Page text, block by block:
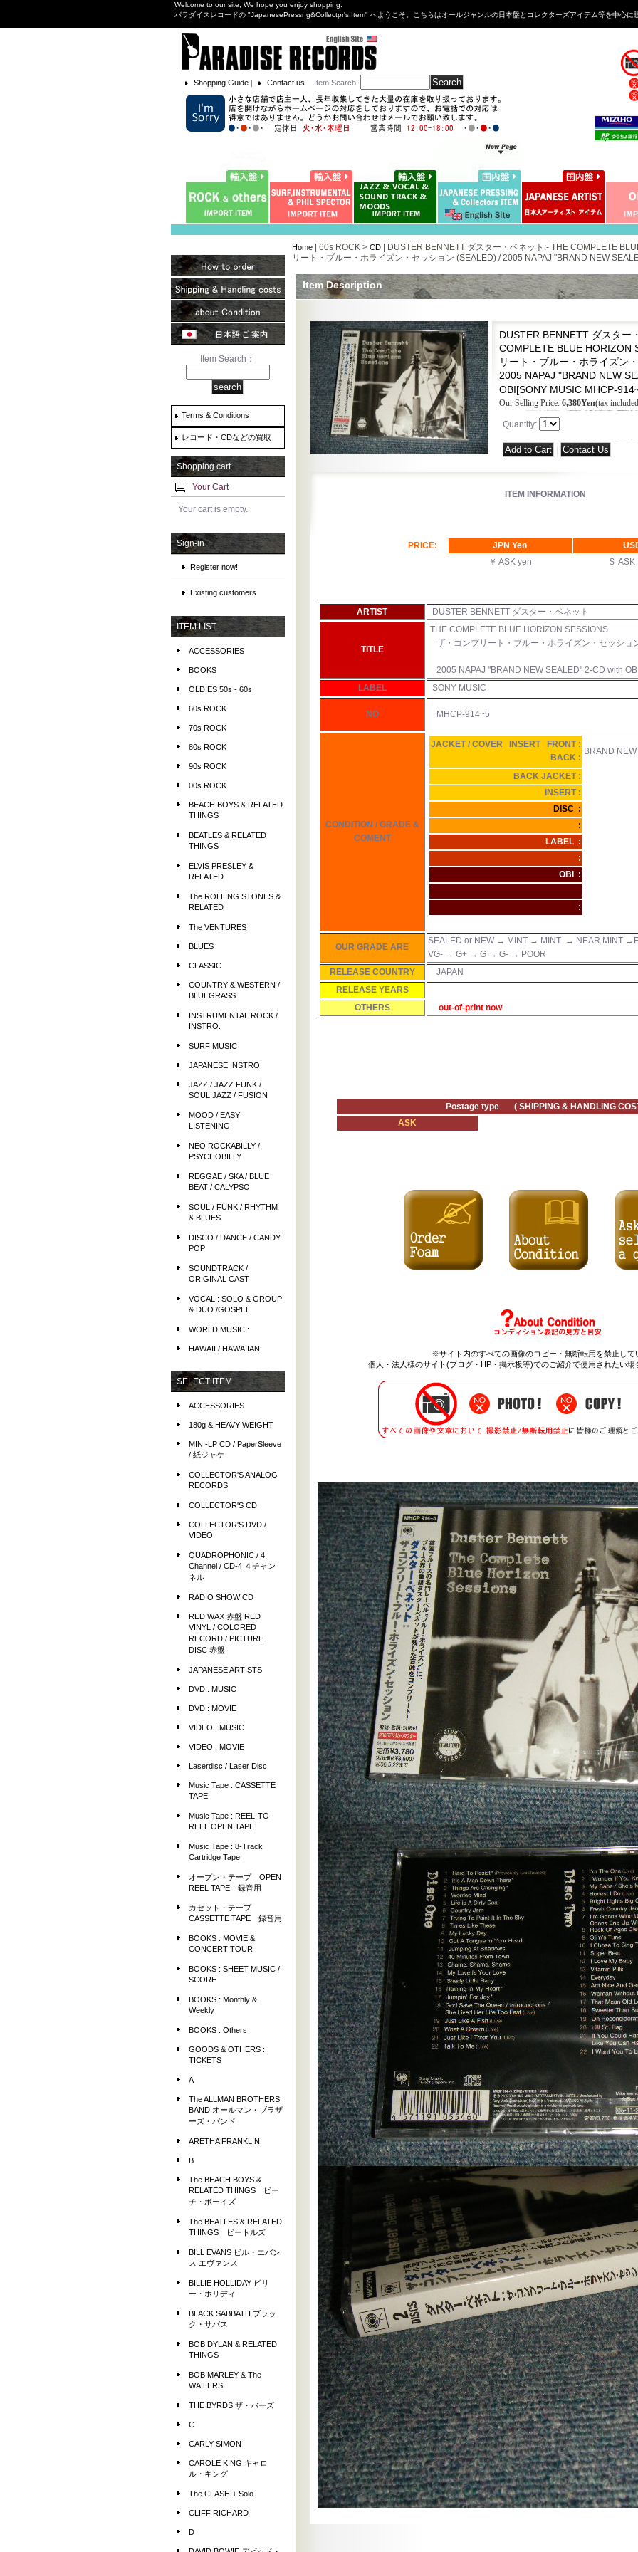
Welcome to our site, We hope you enjoy shopping.
パラダイスレコードの "JapanesePressng&Collectpr's Item" へようこそ。こちらはオールジャンルの日本盤とコレクターズアイテム等を中心
Shopping Guide| Contact us Item Search:
Item Search：
Terms & Conditions
レコード・CDなどの買取
Shopping cart
Your Cart
Your cart is empty.
Sign-in
Register now!
Existing customers
ITEM LIST
ACCESSORIES
BOOKS
OLDIES 50s - 60s
60s ROCK
70s ROCK
80s ROCK
90s ROCK
00s ROCK
BEACH BOYS & RELATED
THINGS
BEATLES & RELATED
THINGS
ELVIS PRESLEY &
RELATED
The ROLLING STONES &
RELATED
The VENTURES
BLUES
CLASSIC
COUNTRY & WESTERN /
BLUEGRASS
INSTRUMENTAL ROCK /
INSTRO.
SURF MUSIC
JAPANESE INSTRO.
JAZZ / JAZZ FUNK /
SOUL JAZZ / FUSION
MOOD / EASY
LISTENING
NEO ROCKABILLY /
PSYCHOBILLY
REGGAE / SKA / BLUE
BEAT / CALYPSO
SOUL / FUNK / RHYTHM
& BLUES
DISCO / DANCE / CANDY
POP
SOUNDTRACK /
ORIGINAL CAST
VOCAL : SOLO & GROUP
& DUO /GOSPEL
WORLD MUSIC :
HAWAII / HAWAIIAN
SELECT ITEM
ACCESSORIES
180g & HEAVY WEIGHT
MINI-LP CD / PaperSleeve
/ 紙ジャケ
COLLECTOR'S ANALOG
RECORDS
COLLECTOR'S CD
COLLECTOR'S DVD /
VIDEO
QUADROPHONIC / 4
Channel / CD-4 ４チャン
ネル
RADIO SHOW CD
RED WAX 赤盤 RED
VINYL / COLORED
RECORD / PICTURE
DISC 赤盤
JAPANESE ARTISTS
DVD : MUSIC
DVD : MOVIE
VIDEO : MUSIC
VIDEO : MOVIE
Laserdisc / Laser Disc
Music Tape : CASSETTE
TAPE
Music Tape : REEL-TO-
REEL OPEN TAPE
Music Tape : 8-Track
Cartridge Tape
オープン・テープ OPEN
REEL TAPE 録音用
カセット・テープ
CASSETTE TAPE 録音用
BOOKS : MOVIE &
CONCERT TOUR
BOOKS : SHEET MUSIC /
SCORE
BOOKS : Monthly &
Weekly
BOOKS : Others
GOODS & OTHERS :
TICKETS
A
The ALLMAN BROTHERS
BAND オールマン・ブラザ
ーズ・バンド
ARETHA FRANKLIN
B
The BEACH BOYS &
RELATED THINGS ビー
チ・ボーイズ
The BEATLES & RELATED
THINGS ビートルズ
BILL EVANS ビル・エバン
ス エヴァンス
BILLIE HOLLIDAY ビリ
ー・ホリディ
BLACK SABBATH ブラッ
ク・サバス
BOB DYLAN & RELATED
THINGS
BOB MARLEY & The
WAILERS
THE BYRDS ザ・バーズ
C
CARLY SIMON
CAROLE KING キャロ
ル・キング
The CLASH + Solo
CLIFF RICHARD
D
Home| 60s ROCK > CD|
DUSTER BENNETT ダスター・ベネット:- THE COMPLETE
リート・ブルー・ホライズン・セッション (SEALED) / 2005 NAPAJ "BRAND NEW
Item Description
DUSTER BENNETT ダスター
COMPLETE BLUE HORIZON
リート・ブルー・ホライズン
2005 NAPAJ "BRAND NEW
OBI[SONY MUSIC MHCP-
Our Selling Price: 6,380Yen(tax
Quantity:
ITEM INFORMATION
PRICE: JPN Yen
￥ ASK yen
$
ARTIST DUSTER BENNETT ダスター・ベネット
TITLE
THE COMPLETE BLUE HORIZON SESSIONS
ザ・コンプリート・ブルー・ホライズン・セッショ
2005 NAPAJ "BRAND NEW SEALED" 2-CD with
LABEL
SONY MUSIC
NO MHCP-914~5
CONDITION / GRADE &
COMENT
JACKET / COVER INSERT FRONT :
BACK :
BRAND
BACK JACKET :
INSERT :
DISC :
:
LABEL :
:
OBI :
:
OUR GRADE ARE
SEALED or NEW → MINT → MINT- → NEAR MINT
VG- → G+ → G → G- → POOR
RELEASE COUNTRY
JAPAN
RELEASE YEARS
OTHERS
out-of-print now
Postage type ( SHIPPING & HANDLING
ASK
※サイト内のすべての画像のコピー・無断転用を禁止 して
個人・法人様のサイト(ブログ・HP・掲示板等)でのご紹介で使用されたい場